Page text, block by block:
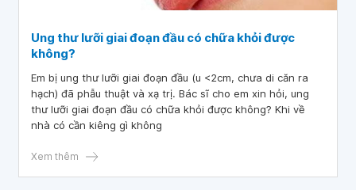
Ung thư lưỡi giai đoạn đầu có chữa khỏi được
không?
Em bị ung thư lưỡi giai đoạn đầu (u <2cm, chưa di căn ra
hạch) đã phẫu thuật và xạ trị. Bác sĩ cho em xin hỏi, ung
thư lưỡi giai đoạn đầu có chữa khỏi được không? Khi về
nhà có cần kiêng gì không
Xem thêm